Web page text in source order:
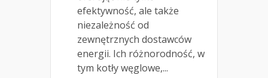
efektywność, ale także
niezależność od
zewnętrznych dostawców
energii. Ich różnorodność, w
tym kotły węglowe,...